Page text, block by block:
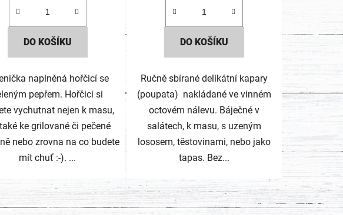
DO KOŠÍKU
naplněná hořčicí se
pepřem. Hořčici si
vychutnat nejen k masu,
ke grilované či pečené
nebo zrovna na co budete
mít chuť :-). ...
DO KOŠÍKU
Ručně sbírané delikátní kapary
(poupata) nakládané ve vinném
octovém nálevu. Báječné v
salátech, k masu, s uzeným
lososem, těstovinami, nebo jako
tapas. Bez...